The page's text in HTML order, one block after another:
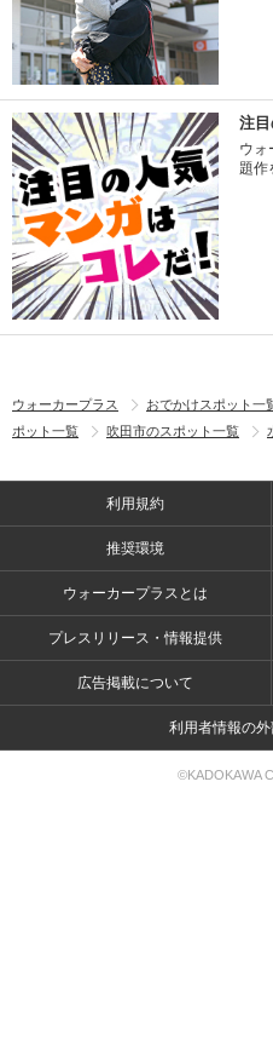
注目
ウォ
題作
ウォーカープラス おでかけスポット一
ポット一覧
吹田市のスポット一覧
利用規約
推奨環境
ウォーカープラスとは
プレスリリース・情報提供
広告掲載について
利用者情報の
©KADOKAWA